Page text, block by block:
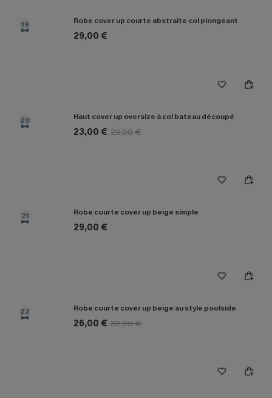
19 Robe cover up courte abstraite col plongeant
29,00 €
20 Haut cover up oversize à col bateau découpé
23,00 € 29,00 €
21 Robe courte cover up beige simple
29,00 €
22 Robe courte cover up beige au style poolside
26,00 € 32,00 €